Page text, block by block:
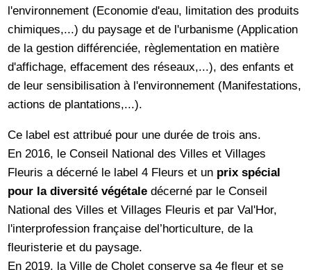
l'environnement (Economie d'eau, limitation des produits
chimiques,...) du paysage et de l'urbanisme (Application
de la gestion différenciée, règlementation en matière
d'affichage, effacement des réseaux,...), des enfants et
de leur sensibilisation à l'environnement (Manifestations,
actions de plantations,...).
Ce label est attribué pour une durée de trois ans.
En 2016, le Conseil National des Villes et Villages
Fleuris a décerné le label 4 Fleurs et un prix spécial
pour la diversité végétaledécerné par le Conseil
National des Villes et Villages Fleuris et par Val'Hor,
l'interprofession française del’horticulture, de la
fleuristerie et du paysage.
En 2019, la Ville de Cholet conserve sa 4e fleur et se